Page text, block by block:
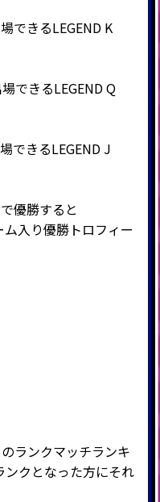
できるLEGEND K
できるLEGEND Q
できるLEGEND J
で優勝すると
入り優勝トロフィー
のランクマッチランキ
クとなった方にそれ